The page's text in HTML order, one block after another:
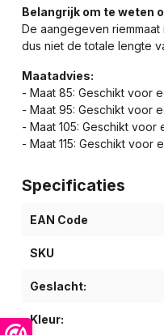
Belangrijk om te weten
De aangegeven
dus niet de totale lengte
Maatadvies:
- Maat 85: Geschikt voor
- Maat 95: Geschikt voor
- Maat 105: Geschikt voor
- Maat 115: Geschikt voor
Specificaties
EAN Code
SKU
Geslacht:
Kleur: